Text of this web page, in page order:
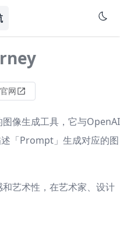
网
像生成工具，它与OpenAI
「Prompt」生成对应的图
艺术性，在艺术家、设计